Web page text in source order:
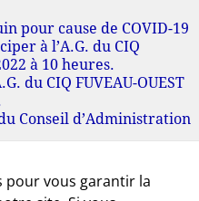
pour cause de COVID-19
à l’A.G. du CIQ
à 10 heures.
du CIQ FUVEAU-OUEST
Conseil d’Administration
pour vous garantir la